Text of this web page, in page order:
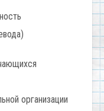
организации